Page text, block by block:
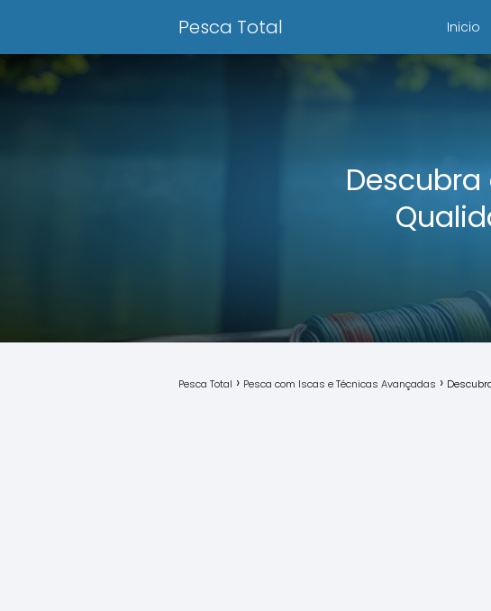
Pesca Total Inicio
Descubra
Pesca Total Pesca com Iscas e Técnicas Avançadas